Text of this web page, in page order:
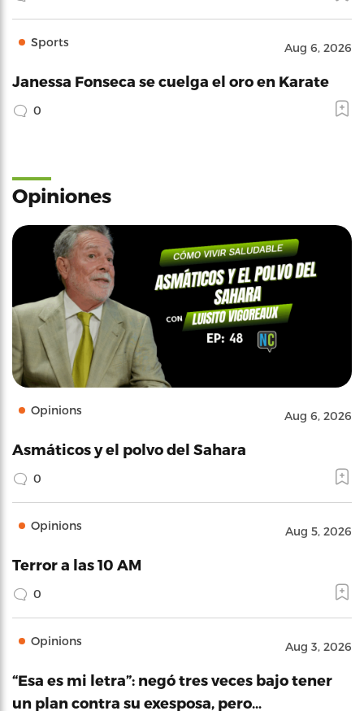
Sports Aug 6, 2026
Janessa Fonseca se cuelga el oro en Karate
0
Opiniones
Opinions Aug 6, 2026
Asmáticos y el polvo del Sahara
0
Opinions Aug 5, 2026
Terror a las 10 AM
0
Opinions Aug 3, 2026
“Esa es mi letra”: negó tres veces bajo tener
un plan contra su exesposa, pero…